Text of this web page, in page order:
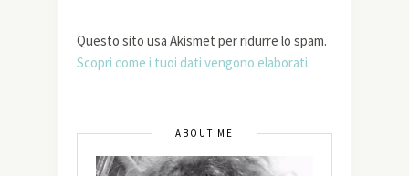
Questo sito usa Akismet per ridurre lo spam.
Scopri come i tuoi dati vengono elaborati.
ABOUT ME